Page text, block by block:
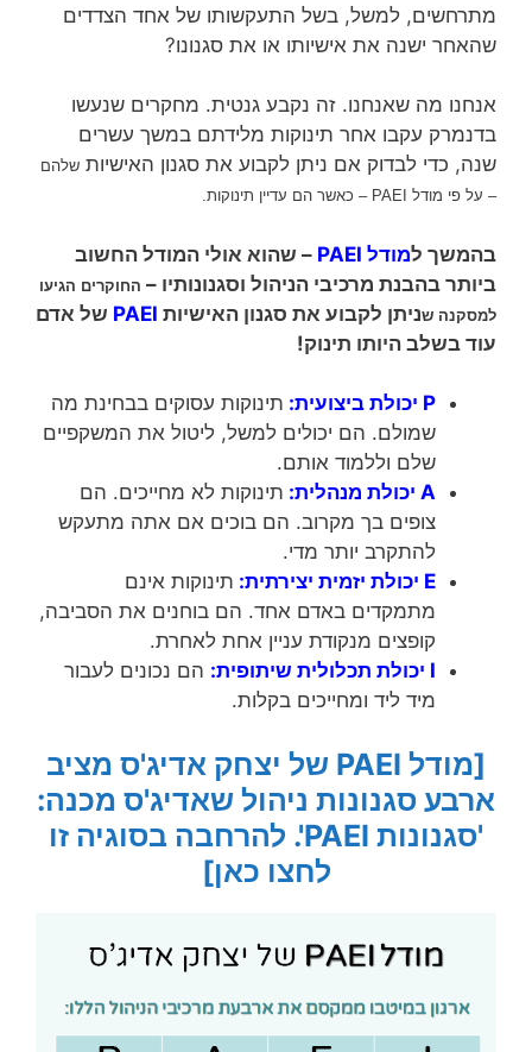
מתרחשים, למשל, בשל התעקשותו של אחד הצדדים
שהאחר ישנה את אישיותו או את סגנונו?
אנחנו מה שאנחנו. זה נקבע גנטית. מחקרים שנעשו
בדנמרק עקבו אחר תינוקות מלידתם במשך עשרים
שנה, כדי לבדוק אם ניתן לקבוע את סגנון האישיות שלהם
– על פי מודל PAEI –
כאשר הם עדיין תינוקות.
בהמשך למודל PAEI
– שהוא אולי המודל החשוב
ביותר בהבנת מרכיבי הניהול וסגנונותיו – החוקרים הגיעו
למסקנה שניתן לקבוע את סגנון האישיות PAEI של אדם
עוד בשלב היותו תינוק!
P יכולת ביצועית:
תינוקות עסוקים בבחינת מה
שמולם. הם יכולים למשל, ליטול את המשקפיים
שלם וללמוד אותם.
A יכולת מנהלית:
תינוקות לא מחייכים. הם
צופים בך מקרוב. הם בוכים אם אתה מתעקש
להתקרב יותר מדי.
E יכולת יזמית יצירתית:
תינוקות אינם
מתמקדים באדם אחד. הם בוחנים את הסביבה,
קופצים מנקודת עניין אחת לאחרת.
I יכולת תכלולית שיתופית:
הם נכונים לעבור
מיד ליד ומחייכים בקלות.
[מודל PAEI של יצחק אדיג'ס מציב
ארבע סגנונות ניהול שאדיג'ס מכנה:
'סגנונות PAEI'. להרחבה בסוגיה זו
לחצו כאן]